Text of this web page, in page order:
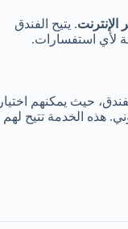
الإنترنت. يتيح الفندق
لأي استفسارات.
حيث يمكنهم اختيار
هذه الخدمة تتيح لهم